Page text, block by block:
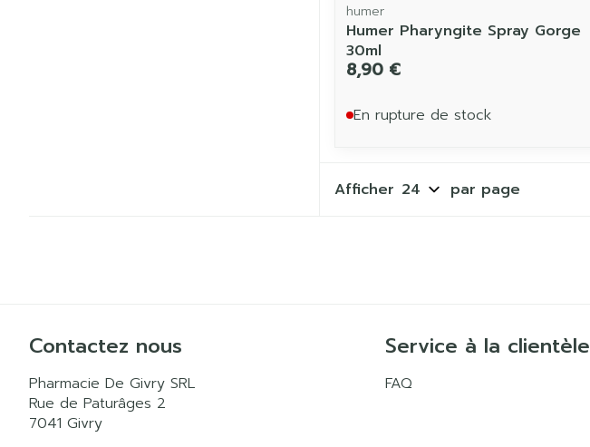
humer
Humer Pharyngite Spray Gorge
30ml
8,90 €
En rupture de stock
Afficher par page
Contactez nous
Pharmacie De Givry SRL
Rue de Paturâges 2
7041 Givry
Service à la clientèle
FAQ